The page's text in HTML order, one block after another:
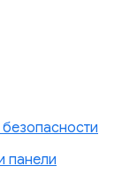
панели